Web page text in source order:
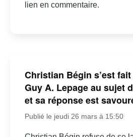
lien en commentaire.
Christian Bégin s’est
Guy A. Lepage au sujet
et sa réponse est
Publié le jeudi 26 mars à 15:50